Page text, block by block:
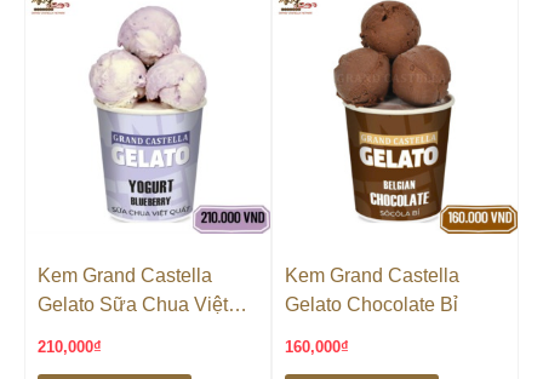
Kem Grand Castella
Gelato Sữa Chua Việt
210,000₫
Kem Grand Castella
Gelato Chocolate Bỉ
160,000₫